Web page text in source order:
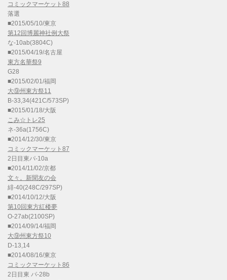
コミックマーケット88
落選
■2015/05/10/東京
第12回博麗神社例大祭
な-10ab(3804C)
■2015/04/19/名古屋
東方名華祭9
G28
■2015/02/01/福岡
大⑨州東方祭11
B-33,34(421C/573SP)
■2015/01/18/大阪
こみ☆トレ25
ネ-36a(1756C)
■2014/12/30/東京
コミックマーケット87
2日目東パ-10a
■2014/11/02/京都
文々。新聞友の会
緋-40(248C/297SP)
■2014/10/12/大阪
第10回東方紅楼夢
O-27ab(2100SP)
■2014/09/14/福岡
大⑨州東方祭10
D-13,14
■2014/08/16/東京
コミックマーケット86
2日目東 パ-28b